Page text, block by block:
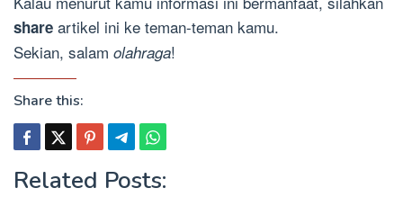
share artikel ini ke teman-teman kamu.
Sekian, salam olahraga!
Share this:
Related Posts: